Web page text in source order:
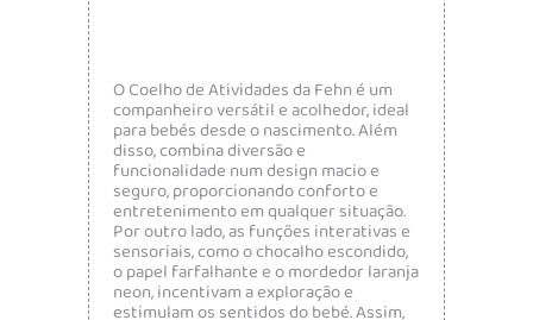
O Coelho de Atividades daFehné um
companheiro versátil e acolhedor, ideal
para bebés desde o nascimento. Além
disso, combina diversão e
funcionalidade num design macio e
seguro, proporcionando conforto e
entretenimento em qualquer situação.
Por outro lado, as funções interativas e
sensoriais, como o chocalho escondido,
o papel farfalhante e o mordedor laranja
neon, incentivam a exploração e
estimulam os sentidos do bebé. Assim,